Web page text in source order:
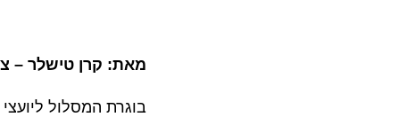
מאת: קרן טישלר –